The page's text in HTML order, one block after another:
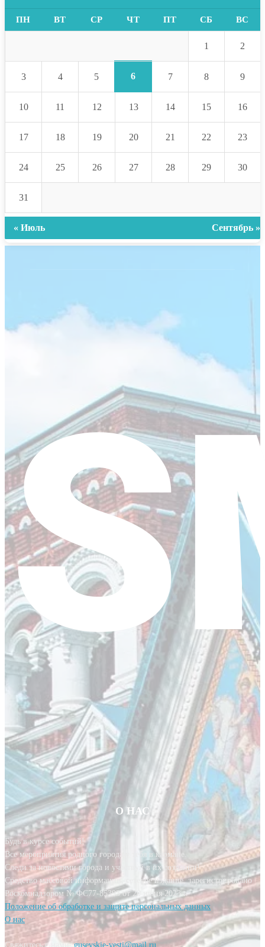
ПН ВТ СР ЧТ ПТ СБ ВС
1 2
3 4 5 6 7 8 9
10 11 12 13 14 15 16
17 18 19 20 21 22 23
24 25 26 27 28 29 30
31
« Июль Сентябрь »
О НАС
Будь в курсе событий!
Все мероприятия родного города у тебя в кармане.
Следи за новостями города и участвуй в их создании!
Средство массовой информации, сетевое издание, зарегистрировано
Роскомнадзором № ФС77-85393 от 20 июня 2023 г.
Положение об обработке и защите персональных данных
О нас
Свяжитесь с нами:gusevskie-vesti@mail.ru